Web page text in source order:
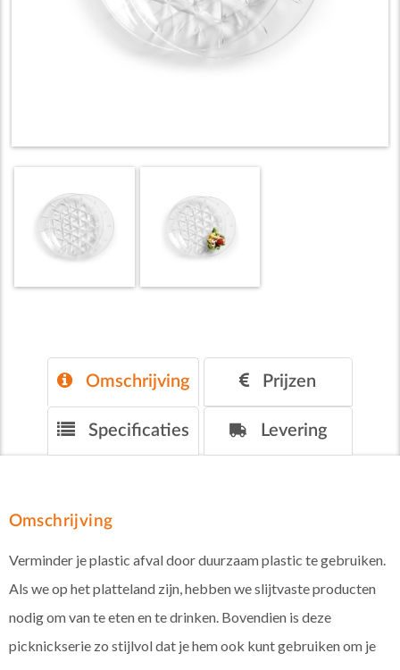
Omschrijving Prijzen
Specificaties Levering
Omschrijving
Verminder je plastic afval door duurzaam plastic te gebruiken.
Als we op het platteland zijn, hebben we slijtvaste producten
nodig om van te eten en te drinken. Bovendien is deze
picknickserie zo stijlvol dat je hem ook kunt gebruiken om je